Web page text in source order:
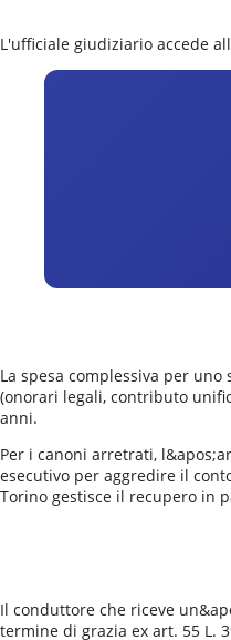
L'ufficiale giudiziario accede
La spesa complessiva per
(onorari legali, contributo
anni.
Per i canoni arretrati,
esecutivo per aggredire il
Torino gestisce il recupero in
Il conduttore che riceve
termine di grazia ex art. 55 L.